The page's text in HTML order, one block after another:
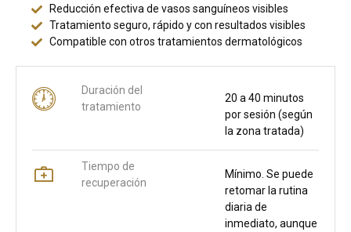
Reducción efectiva de vasos sanguíneos visibles
Tratamiento seguro, rápido y con resultados visibles
Compatible con otros tratamientos dermatológicos
Duración del
tratamiento
20 a 40 minutos
por sesión (según
la zona tratada)
Tiempo de
recuperación
Mínimo. Se puede
retomar la rutina
diaria de
inmediato, aunque